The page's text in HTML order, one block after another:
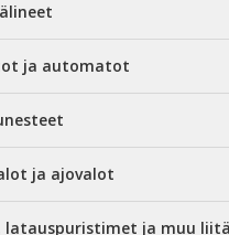
ja automatot
ja ajovalot
ja muu